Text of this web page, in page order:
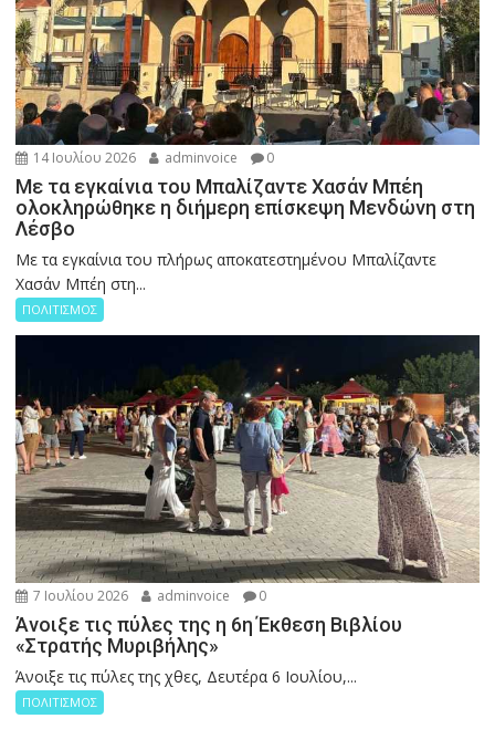
14 Ιουλίου 2026 adminvoice 0
Με τα εγκαίνια του Μπαλίζαντε Χασάν Μπέη
ολοκληρώθηκε η διήμερη επίσκεψη Μενδώνη στη
Λέσβο
Με τα εγκαίνια του πλήρως αποκατεστημένου Μπαλίζαντε
Χασάν Μπέη στη...
ΠΟΛΙΤΙΣΜΟΣ
7 Ιουλίου 2026 adminvoice 0
Άνοιξε τις πύλες της η 6η Έκθεση Βιβλίου
«Στρατής Μυριβήλης»
Άνοιξε τις πύλες της χθες, Δευτέρα 6 Ιουλίου,...
ΠΟΛΙΤΙΣΜΟΣ